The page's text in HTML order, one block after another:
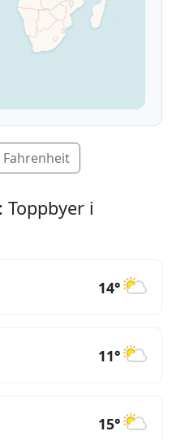
Fahrenheit
i
14°
11°
15°